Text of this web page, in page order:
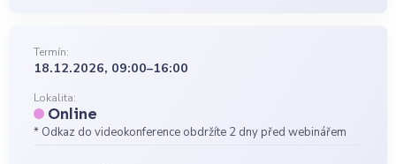
Termín:
18.12.2026, 09:00–16:00
Lokalita:
Online
* Odkaz do videokonference obdržíte 2 dny před webinářem